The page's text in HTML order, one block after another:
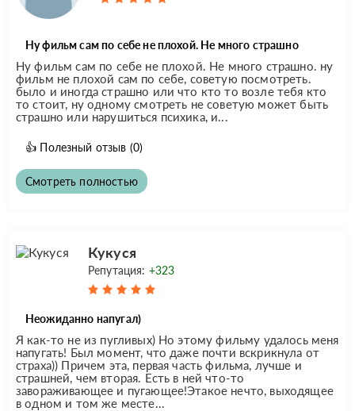
Ну фильм сам по себе не плохой. Не много страшно
Ну фильм сам по себе не плохой. Не много страшно. ну
фильм не плохой сам по себе, советую посмотреть.
было и иногда страшно или что кто то возле тебя кто
то стоит, ну одному смотреть не советую может быть
страшно или нарушиться психика, и...
👍 Полезный отзыв (0)
Смотреть полностью
Кукуся
Репутация: +323
Неожиданно напугал)
Я как-то не из пугливых) Но этому фильму удалось меня
напугать! Был момент, что даже почти вскрикнула от
страха)) Причем эта, первая часть фильма, лучше и
страшней, чем вторая. Есть в ней что-то
завораживающее и пугающее!Этакое нечто, выходящее
в одном и том же месте...